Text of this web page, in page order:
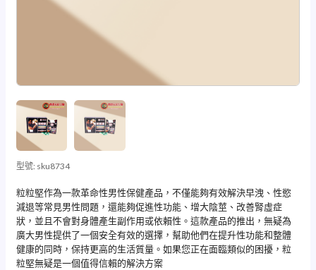
型號: sku8734
粒粒堅作為一款革命性男性保健產品，不僅能夠有效解決早洩、性慾
減退等常見男性問題，還能夠促進性功能、增大陰莖、改善腎虛症
狀，並且不會對身體產生副作用或依賴性。這款產品的推出，無疑為
廣大男性提供了一個安全有效的選擇，幫助他們在提升性功能和整體
健康的同時，保持更高的生活質量。如果您正在面臨類似的困擾，粒
粒堅無疑是一個值得信賴的解決方案